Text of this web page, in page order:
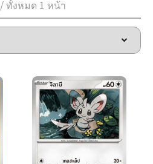
/ ทั้งหมด 1 หน้า